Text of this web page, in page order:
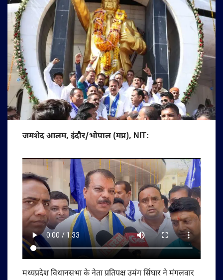
जमशेद आलम, इंदौर/भोपाल (मप्र), NIT:
मध्यप्रदेश विधानसभा के नेता प्रतिपक्ष उमंग सिंघार ने मंगलवार